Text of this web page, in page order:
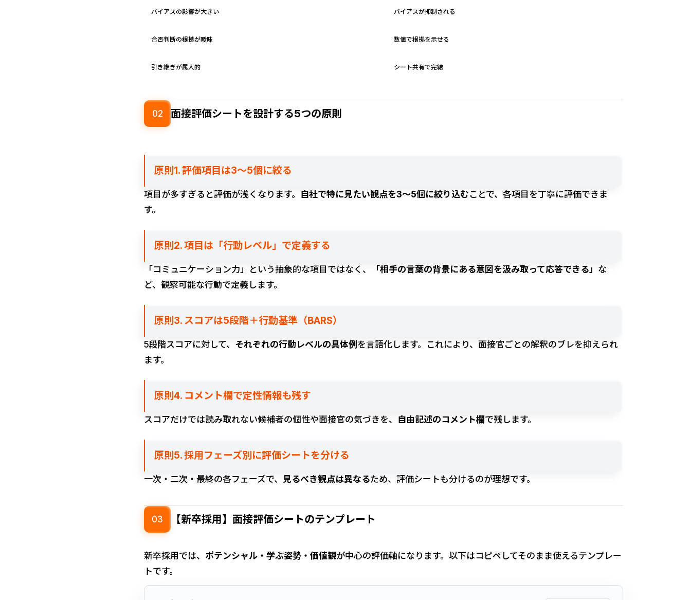
バイアスの影響が大きい
合否判断の根拠が曖昧
引き継ぎが属人的
バイアスが抑制される
数値で根拠を示せる
シート共有で完結
02 面接評価シートを設計する5つの原則
原則1. 評価項目は3〜5個に絞る
項目が多すぎると評価が浅くなります。 自社で特に見たい観点を3〜5個に絞り込む ことで、各項目を丁寧に評価できま
す。
原則2. 項目は「行動レベル」で定義する
「コミュニケーション力」という抽象的な項目ではなく、 「相手の言葉の背景にある意図を汲み取って応答できる」 な
ど、観察可能な行動で定義します。
原則3. スコアは5段階＋行動基準（BARS）
5段階スコアに対して、 それぞれの行動レベルの具体例 を言語化します。これにより、面接官ごとの解釈のブレを抑えられ
ます。
原則4. コメント欄で定性情報も残す
スコアだけでは読み取れない候補者の個性や面接官の気づきを、 自由記述のコメント欄で残します。
原則5. 採用フェーズ別に評価シートを分ける
一次・二次・最終の各フェーズで、 見るべき観点は異なるため、評価シートも分けるのが理想です。
03 【新卒採用】面接評価シートのテンプレート
新卒採用では、 ポテンシャル・学ぶ姿勢・価値観が中心の評価軸になります。以下はコピペしてそのまま使えるテンプレー
トです。